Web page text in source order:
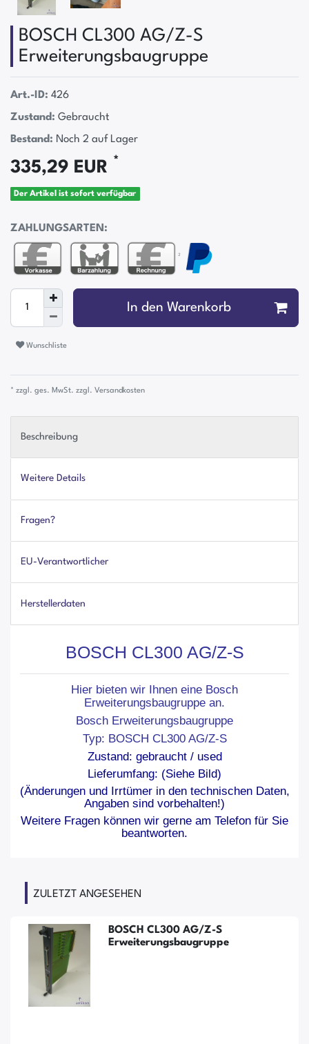
BOSCH CL300 AG/Z-S
Erweiterungsbaugruppe
Art.-ID: 426
Zustand: Gebraucht
Bestand: Noch 2 auf Lager
335,29 EUR *
Der Artikel ist sofort verfügbar
ZAHLUNGSARTEN:
²
In den Warenkorb
Wunschliste
* zzgl. ges. MwSt. zzgl. Versandkosten
Beschreibung
Weitere Details
Fragen?
EU-Verantwortlicher
Herstellerdaten
BOSCH CL300 AG/Z-S
Hier bieten wir Ihnen eine Bosch
Erweiterungsbaugruppe an.
Bosch Erweiterungsbaugruppe
Typ: BOSCH CL300 AG/Z-S
Zustand: gebraucht / used
Lieferumfang: (Siehe Bild)
(Änderungen und Irrtümer in den technischen Daten,
Angaben sind vorbehalten!)
Weitere Fragen können wir gerne am Telefon für Sie
beantworten.
ZULETZT ANGESEHEN
BOSCH CL300 AG/Z-S
Erweiterungsbaugruppe